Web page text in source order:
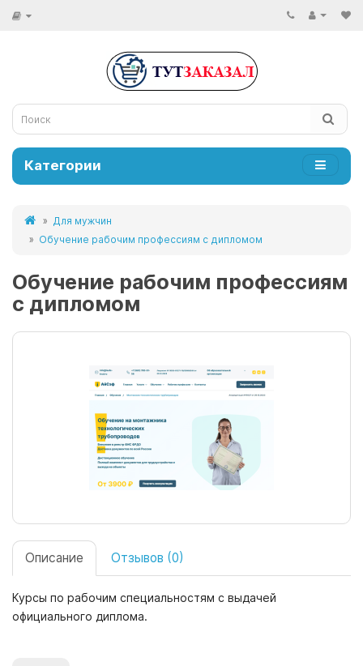
Категории
Для мужчин
Обучение рабочим профессиям с дипломом
Обучение рабочим профессиям
с дипломом
Описание Отзывов (0)
Курсы по рабочим специальностям с выдачей
официального диплома.